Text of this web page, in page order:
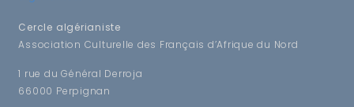
Cercle algérianiste
Association Culturelle des Français d’Afrique du Nord
1 rue du Général Derroja
66000 Perpignan